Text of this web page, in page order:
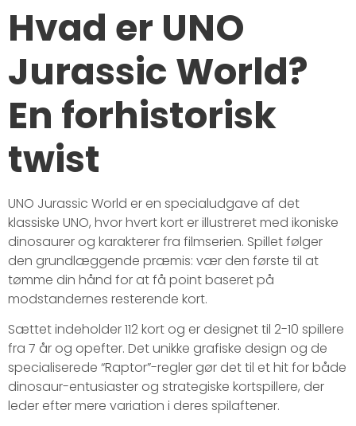
Hvad er UNO
Jurassic World?
En forhistorisk
twist
UNO Jurassic World er en specialudgave af det
klassiske UNO, hvor hvert kort er illustreret med ikoniske
dinosaurer og karakterer fra filmserien. Spillet følger
den grundlæggende præmis: vær den første til at
tømme din hånd for at få point baseret på
modstandernes resterende kort.
Sættet indeholder 112 kort og er designet til 2-10 spillere
fra 7 år og opefter. Det unikke grafiske design og de
specialiserede “Raptor”-regler gør det til et hit for både
dinosaur-entusiaster og strategiske kortspillere, der
leder efter mere variation i deres spilaftener.